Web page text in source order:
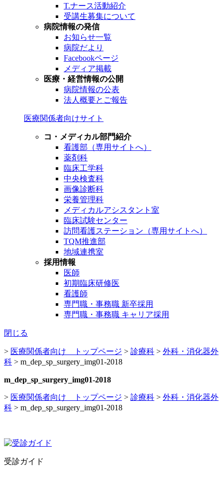
T.ナース活動紹介
受講生募集について
病院情報の発信
お知らせ一覧
病院だより
Facebookページ
メディア掲載
医療・経営情報の公開
病院情報の公表
法人概要とご報告
医療関係者向けサイト
コ・メディカル部門紹介
看護部（専用サイトへ）
薬剤科
臨床工学科
中央検査科
画像診断科
栄養管理科
メディカルアシスタント室
臨床試験センター
訪問看護ステーション（専用サイトへ）
TQM推進部
地域連携室
採用情報
医師
初期臨床研修医
看護師
専門職・事務職 新卒採用
専門職・事務職 キャリア採用
閉じる
> 医療関係者向け トップページ > 診療科 > 外科・消化器外
科 > m_dep_sp_surgery_img01-2018
m_dep_sp_surgery_img01-2018
> 医療関係者向け トップページ > 診療科 > 外科・消化器外
科 > m_dep_sp_surgery_img01-2018
受診ガイド